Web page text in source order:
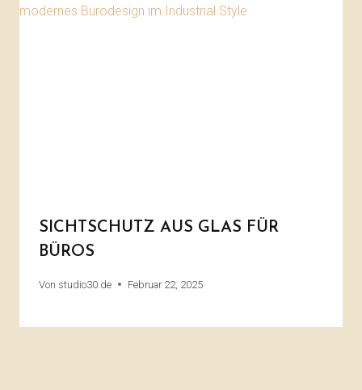
SICHTSCHUTZ AUS GLAS FÜR
BÜROS
Von studio30.de Februar 22, 2025